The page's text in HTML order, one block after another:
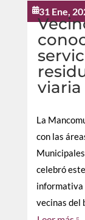
31 Ene,
La
con las
celebró
informativa
vecinas del